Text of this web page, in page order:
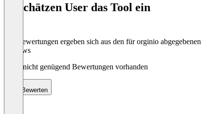
So schätzen User das Tool ein
Die Bewertungen ergeben sich aus den für orginio abgegebenen
Reviews
Noch nicht genügend Bewertungen vorhanden
Bewerten